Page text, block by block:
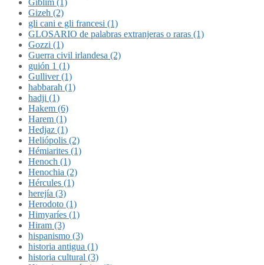
Giblim (1)
Gizeh (2)
gli cani e gli francesi (1)
GLOSARIO de palabras extranjeras o raras (1)
Gozzi (1)
Guerra civil irlandesa (2)
guión 1 (1)
Gulliver (1)
habbarah (1)
hadji (1)
Hakem (6)
Harem (1)
Hedjaz (1)
Heliópolis (2)
Hémiarites (1)
Henoch (1)
Henochia (2)
Hércules (1)
herejía (3)
Herodoto (1)
Himyaríes (1)
Hiram (3)
hispanismo (3)
historia antigua (1)
historia cultural (3)